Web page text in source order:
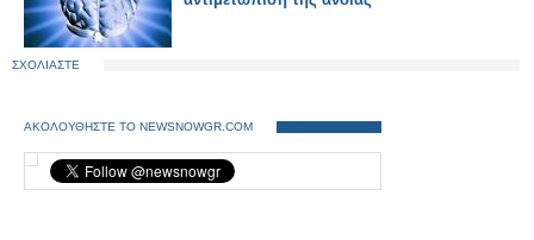
ΣΧΟΛΙΑΣΤΕ
ΑΚΟΛΟΥΘΗΣΤΕ ΤΟ NEWSNOWGR.COM